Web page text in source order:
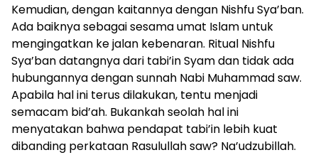
Kemudian, dengan kaitannya dengan Nishfu Sya’ban.
Ada baiknya sebagai sesama umat Islam untuk
mengingatkan ke jalan kebenaran. Ritual Nishfu
Sya’ban datangnya dari tabi’in Syam dan tidak ada
hubungannya dengan sunnah Nabi Muhammad saw.
Apabila hal ini terus dilakukan, tentu menjadi
semacam bid’ah. Bukankah seolah hal ini
menyatakan bahwa pendapat tabi’in lebih kuat
dibanding perkataan Rasulullah saw? Na’udzubillah.